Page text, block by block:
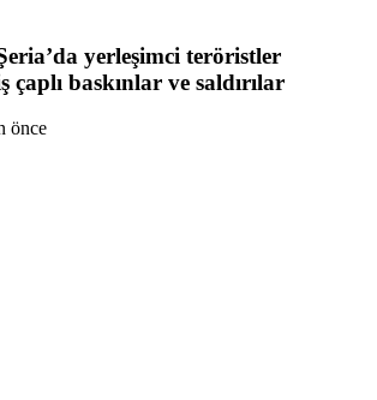
yerleşimci teröristler
çaplı baskınlar ve saldırılar
önce